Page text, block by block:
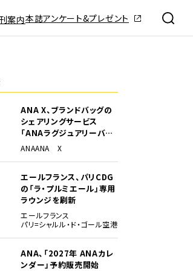
案内本誌アンケート&プレゼント
ANA X、ブランドバッグの
シェアリングサービス
「ANAラグジュアリーバッ
グ」開始
ANAANA X
エールフランス、パリCDG
の「ラ・プルミエール」専用
ラウンジを刷新
エールフランス
パリ=シャルル・ド・ゴール空港
ANA、「2027年 ANAカレ
ンダー」予約販売開始